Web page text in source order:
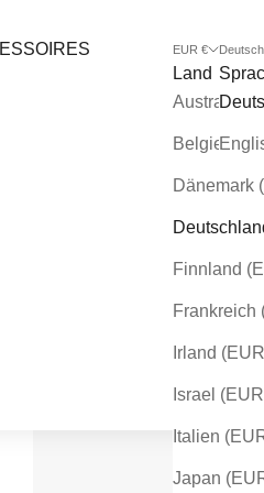
EUR €
Land
Australien
Belgien
Dänemark
Finnland
Frankreich
Irland
Israel
Italien
Japan
Deutsch